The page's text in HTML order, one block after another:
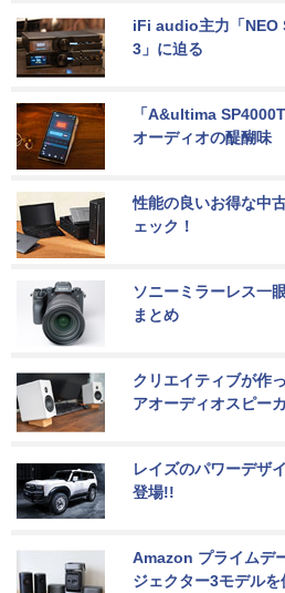
iFi audio主力「NEO
3」に迫る
「A&ultima
オーディオの醍醐味
性能の良いお得な中
ェック！
ソニーミラーレス一
まとめ
クリエイティブが作
アオーディオスピー
レイズのパワーデザ
登場!!
Amazon プライムデ
ジェクター3モデルを